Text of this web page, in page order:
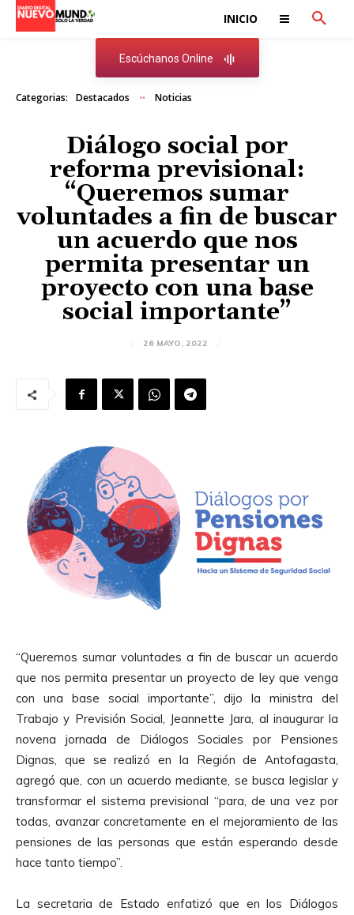
INICIO
Escúchanos Online
Categorias: Destacados Noticias
Diálogo social por
reforma previsional:
“Queremos sumar
voluntades a fin de buscar
un acuerdo que nos
permita presentar un
proyecto con una base
social importante”
26 MAYO, 2022
“Queremos sumar voluntades a fin de buscar un acuerdo
que nos permita presentar un proyecto de ley que venga
con una base social importante”, dijo la ministra del
Trabajo y Previsión Social, Jeannette Jara, al inaugurar la
novena jornada de Diálogos Sociales por Pensiones
Dignas, que se realizó en la Región de Antofagasta,
agregó que, con un acuerdo mediante, se busca legislar y
transformar el sistema previsional “para, de una vez por
todas, avanzar concretamente en el mejoramiento de las
pensiones de las personas que están esperando desde
hace tanto tiempo”.
La secretaria de Estado enfatizó que en los Diálogos